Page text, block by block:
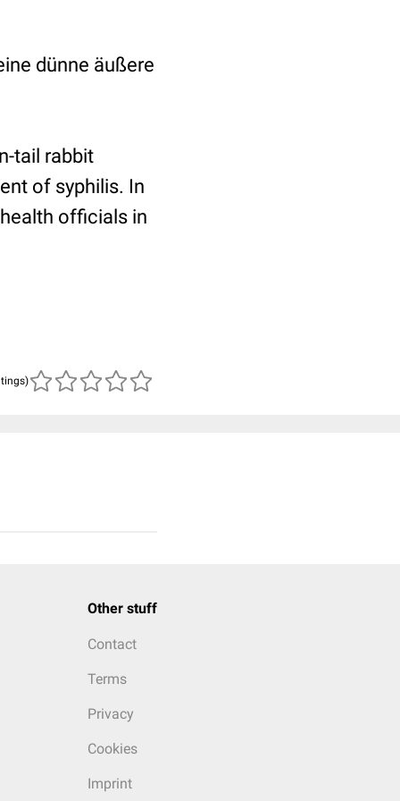
dünne äußere
tail rabbit
of syphilis. In
officials in
Other stuff
Contact
Terms
Privacy
Cookies
Imprint